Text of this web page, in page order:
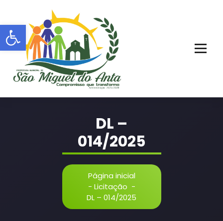
Barra de Ferramentas Aberta
o
conteúdo
DL –
014/2025
Página inicial
- Licitação -
DL – 014/2025